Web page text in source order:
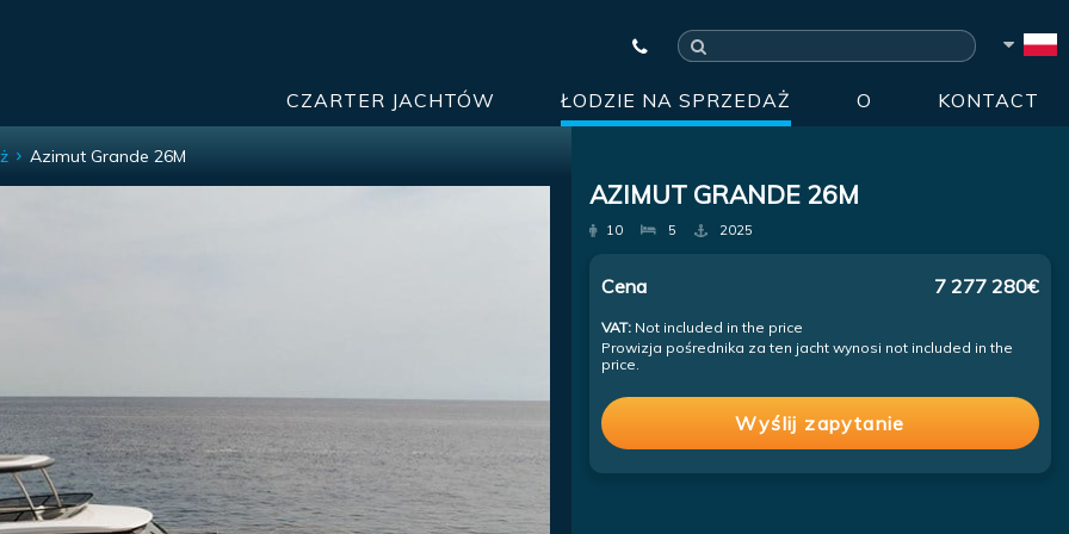
CZARTER JACHTÓW ŁODZIE NA SPRZEDAŻ O KONTACT
Azimut Grande 26M
AZIMUT GRANDE 26M
10 5 2025
Cena 7 277 280€
VAT: Not included in the price
Prowizja pośrednika za ten jacht wynosi not included in the
price.
Wyślij zapytanie